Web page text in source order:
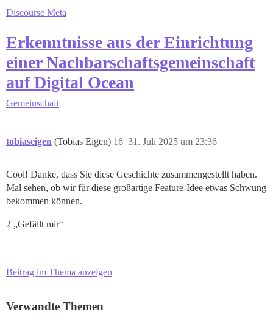
Discourse Meta
Erkenntnisse aus der Einrichtung
einer Nachbarschaftsgemeinschaft
auf Digital Ocean
Gemeinschaft
tobiaseigen (Tobias Eigen) 31. Juli 2025 um 23:36
16
Cool! Danke, dass Sie diese Geschichte zusammengestellt haben.
Mal sehen, ob wir für diese großartige Feature-Idee etwas Schwung
bekommen können.
2 „Gefällt mir“
Beitrag im Thema anzeigen
Verwandte Themen